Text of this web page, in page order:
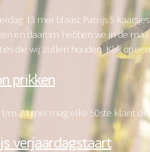
13 mei blaast Patrijs 5
en daarom hebben we in de
die wij zullen houden. Klik op
prikken
t/m 21 mei mag elke 50ste klant
verjaardagstaart